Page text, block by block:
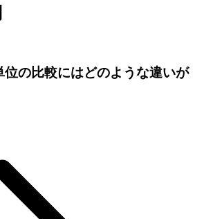
位の比較にはどのような違いが